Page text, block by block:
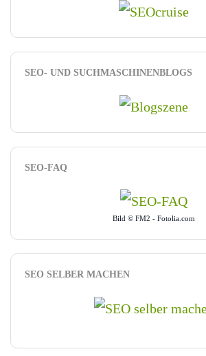
SEO- UND SUCHMASCHINENBLOGS
SEO-FAQ
Bild © FM2 - Fotolia.com
SEO SELBER MACHEN